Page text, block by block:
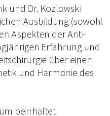
und Dr. Kozlowski
Ausbildung (sowohl
Aspekten der Anti-
Erfahrung und
über einen
und Harmonie des
beinhaltet